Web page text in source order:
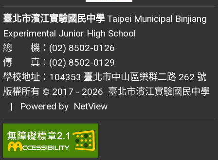
臺北市濱江實驗國民中學 Taipei Municipal Binjiang
Experimental Junior High School
總 機：(02) 8502-0126
傳 真：(02) 8502-0129
學校地址：104353 臺北市中山區樂群二路 262 號
版權所有 © 2017 - 2026 臺北市濱江實驗國民中學
| Powered by NetView